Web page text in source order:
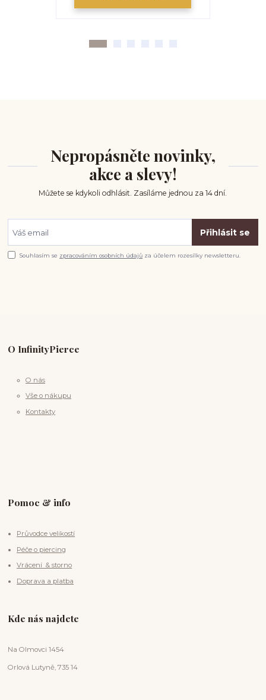
Nepropásněte novinky,
akce a slevy!
Můžete se kdykoli odhlásit. Zasíláme jednou za 14 dní.
Přihlásit se
Souhlasím se zpracováním osobních údajů za účelem rozesílky newsletteru.
O InfinityPierce
O nás
Vše o nákupu
Kontakty
Pomoc & info
Průvodce velikostí
Péče o piercing
Vrácení & storno
Doprava a platba
Kde nás najdete
Na Olmovci 1454
Orlová Lutyně, 735 14